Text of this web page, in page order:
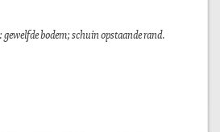
bodem; schuin opstaande rand.